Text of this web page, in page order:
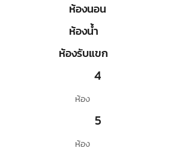
ห้องนอน
ห้องน้ำ
ห้องรับแขก
4
ห้อง
5
ห้อง